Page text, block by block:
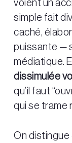
voient un
simple fait
caché,
puissante —
médiatique.
dissimulée
qu’il faut
qui se trame
On distingue